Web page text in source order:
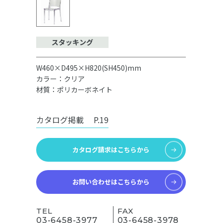
スタッキング
W460×D495×H820(SH450)mm
カラー：クリア
材質：ポリカーボネイト
カタログ掲載 P.19
カタログ請求はこちらから
お問い合わせはこちらから
TEL
03-6458-3977
FAX
03-6458-3978